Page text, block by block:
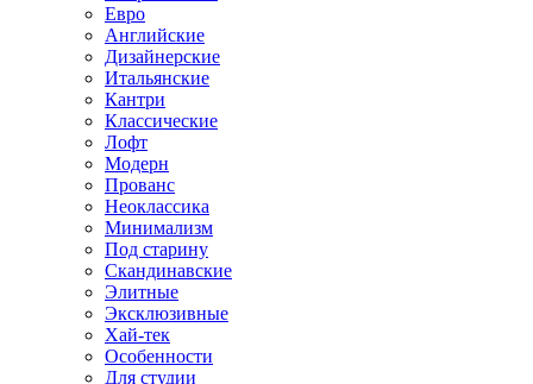
Евро
Английские
Дизайнерские
Итальянские
Кантри
Классические
Лофт
Модерн
Прованс
Неоклассика
Минимализм
Под старину
Скандинавские
Элитные
Эксклюзивные
Хай-тек
Особенности
Для студии